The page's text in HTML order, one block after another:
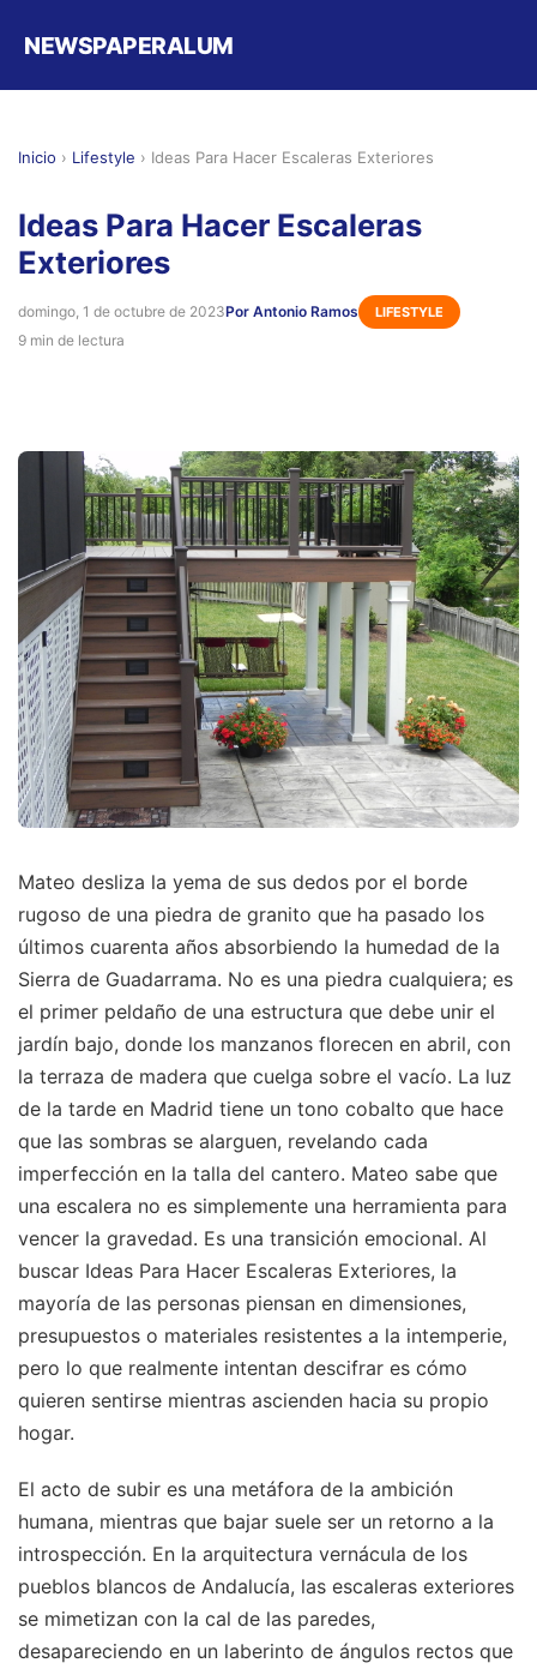
NEWSPAPERALUM
Inicio › Lifestyle › Ideas Para Hacer Escaleras Exteriores
Ideas Para Hacer Escaleras
Exteriores
domingo, 1 de octubre de 2023Por Antonio Ramos LIFESTYLE
9 min de lectura
Mateo desliza la yema de sus dedos por el borde
rugoso de una piedra de granito que ha pasado los
últimos cuarenta años absorbiendo la humedad de la
Sierra de Guadarrama. No es una piedra cualquiera; es
el primer peldaño de una estructura que debe unir el
jardín bajo, donde los manzanos florecen en abril, con
la terraza de madera que cuelga sobre el vacío. La luz
de la tarde en Madrid tiene un tono cobalto que hace
que las sombras se alarguen, revelando cada
imperfección en la talla del cantero. Mateo sabe que
una escalera no es simplemente una herramienta para
vencer la gravedad. Es una transición emocional. Al
buscar Ideas Para Hacer Escaleras Exteriores, la
mayoría de las personas piensan en dimensiones,
presupuestos o materiales resistentes a la intemperie,
pero lo que realmente intentan descifrar es cómo
quieren sentirse mientras ascienden hacia su propio
hogar.
El acto de subir es una metáfora de la ambición
humana, mientras que bajar suele ser un retorno a la
introspección. En la arquitectura vernácula de los
pueblos blancos de Andalucía, las escaleras exteriores
se mimetizan con la cal de las paredes,
desapareciendo en un laberinto de ángulos rectos que